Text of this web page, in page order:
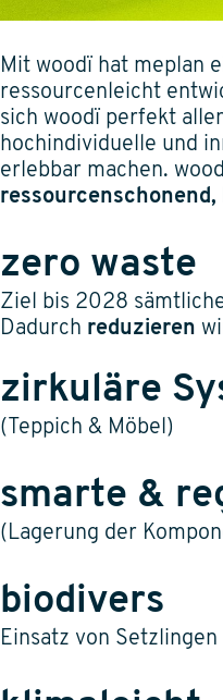
Mit woodï hat meplan
ressourcenleicht
sich woodï perfekt
hochindividuelle und
erlebbar machen.
zero waste
Ziel bis 2028
Dadurch reduzieren
zirkuläre
(Teppich & Möbel)
smarte &
(Lagerung der
biodivers
Einsatz von